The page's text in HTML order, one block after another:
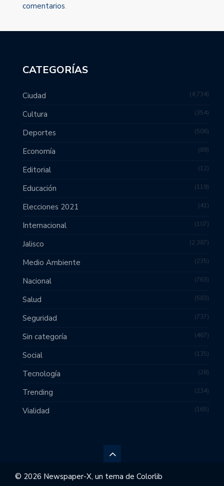
comentarios.
CATEGORÍAS
Ciudad 4,734
Cultura 354
Deportes 506
Economía 89
Editorial 12
Educación 119
Elecciones 2021 41
Internacional 107
Jalisco 2,387
Medio Ambiente 235
Nacional 763
Salud 583
Seguridad 737
Sin categoría 467
Social 135
Tecnología 28
Trending 234
Vialidad 165
© 2026 Newspaper-X, un tema de Colorlib